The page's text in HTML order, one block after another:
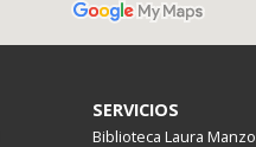
SERVICIOS
Biblioteca Laura Manzo